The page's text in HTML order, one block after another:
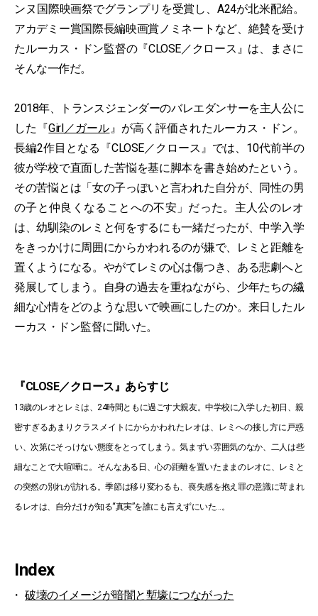
ンヌ国際映画祭でグランプリを受賞し、A24が北米配給。
アカデミー賞国際長編映画賞ノミネートなど、絶賛を受け
たルーカス・ドン監督の『CLOSE／クロース』は、まさに
そんな一作だ。
2018年、トランスジェンダーのバレエダンサーを主人公に
した『Girl／ガール』が高く評価されたルーカス・ドン。
長編2作目となる『CLOSE／クロース』では、10代前半の
彼が学校で直面した苦悩を基に脚本を書き始めたという。
その苦悩とは「女の子っぽいと言われた自分が、同性の男
の子と仲良くなることへの不安」だった。主人公のレオ
は、幼馴染のレミと何をするにも一緒だったが、中学入学
をきっかけに周囲にからかわれるのが嫌で、レミと距離を
置くようになる。やがてレミの心は傷つき、ある悲劇へと
発展してしまう。自身の過去を重ねながら、少年たちの繊
細な心情をどのような思いで映画にしたのか。来日したル
ーカス・ドン監督に聞いた。
『CLOSE／クロース』あらすじ
13歳のレオとレミは、24時間ともに過ごす大親友。中学校に入学した初日、親
密すぎるあまりクラスメイトにからかわれたレオは、レミへの接し方に戸惑
い、次第にそっけない態度をとってしまう。気まずい雰囲気のなか、二人は些
細なことで大喧嘩に。そんなある日、心の距離を置いたままのレオに、レミと
の突然の別れが訪れる。季節は移り変わるも、喪失感を抱え罪の意識に苛まれ
るレオは、自分だけが知る“真実”を誰にも言えずにいた...。
Index
破壊のイメージが暗闇と塹壕につながった